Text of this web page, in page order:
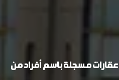
مسجلة باسم أفراد من